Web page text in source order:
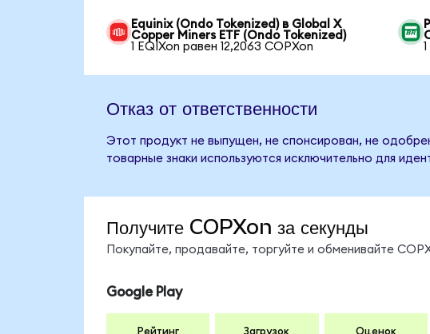
Equinix (Ondo Tokenized) в Global X
Copper Miners ETF (Ondo Tokenized)
1 EQIXon равен 12,2063 COPXon
Отказ от ответственности
Этот продукт не выпущен, не спонсирован, не
товарные знаки используются исключительно для
Получите COPXon за секунды
Покупайте, продавайте, торгуйте и обменивайте
Google Play
Рейтинг Загрузок Оценок